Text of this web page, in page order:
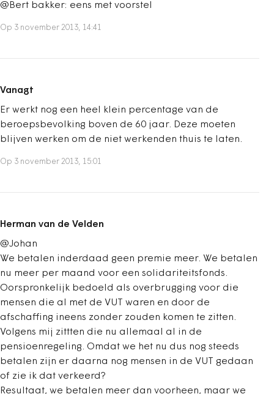
@Bert bakker: eens met voorstel
Op 3 november 2013, 14:41
Vanagt
Er werkt nog een heel klein percentage van de
beroepsbevolking boven de 60 jaar. Deze moeten
blijven werken om de niet werkenden thuis te laten.
Op 3 november 2013, 15:01
Herman van de Velden
@Johan
We betalen inderdaad geen premie meer. We betalen
nu meer per maand voor een solidariteitsfonds.
Oorspronkelijk bedoeld als overbrugging voor die
mensen die al met de VUT waren en door de
afschaffing ineens zonder zouden komen te zitten.
Volgens mij zittten die nu allemaal al in de
pensioenregeling. Omdat we het nu dus nog steeds
betalen zijn er daarna nog mensen in de VUT gedaan
of zie ik dat verkeerd?
Resultaat, we betalen meer dan voorheen, maar we